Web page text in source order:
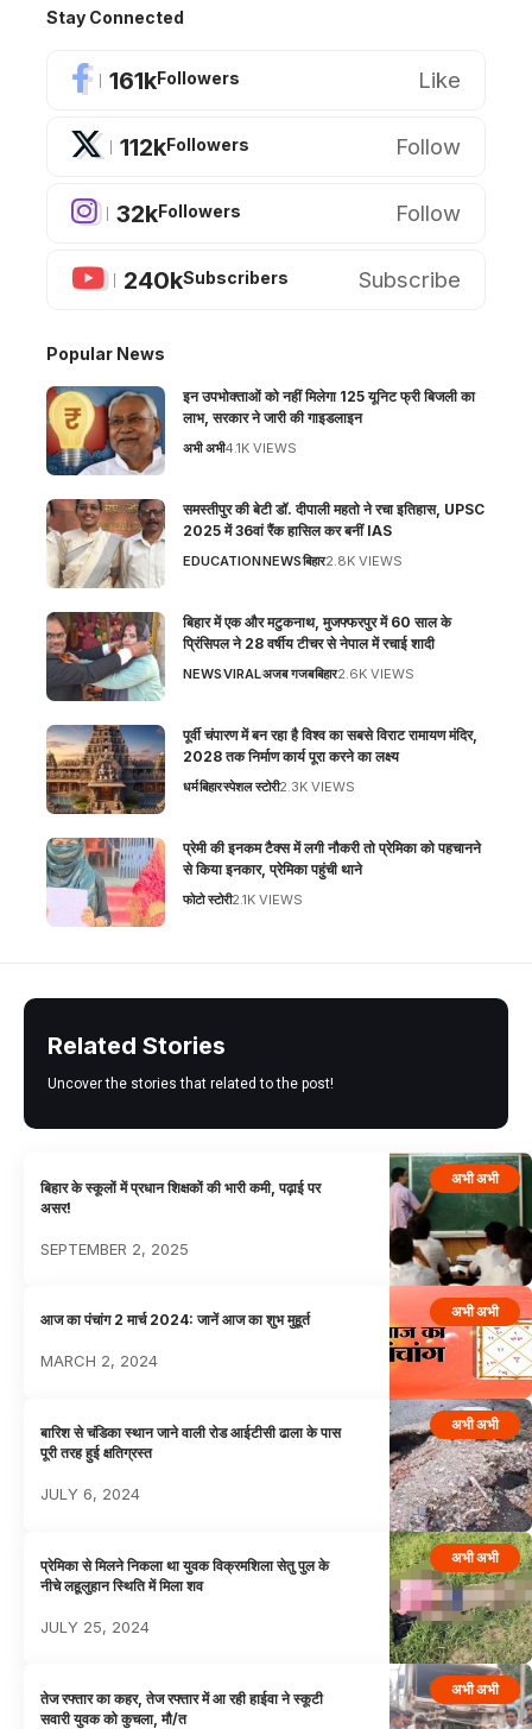
Stay Connected
161kFollowers Like
112kFollowers Follow
32kFollowers Follow
240kSubscribers Subscribe
Popular News
इन उपभोक्ताओं को नहीं मिलेगा 125 यूनिट फ्री बिजली का
लाभ, सरकार ने जारी की गाइडलाइन
अभी अभी4.1K VIEWS
समस्तीपुर की बेटी डॉ. दीपाली महतो ने रचा इतिहास, UPSC
2025 में 36वां रैंक हासिल कर बनीं IAS
EDUCATIONNEWSबिहार2.8K VIEWS
बिहार में एक और मटुकनाथ, मुजफ्फरपुर में 60 साल के
प्रिंसिपल ने 28 वर्षीय टीचर से नेपाल में रचाई शादी
NEWSVIRALअजब गजबबिहार2.6K VIEWS
पूर्वी चंपारण में बन रहा है विश्व का सबसे विराट रामायण मंदिर,
2028 तक निर्माण कार्य पूरा करने का लक्ष्य
धर्मबिहारस्पेशल स्टोरी2.3K VIEWS
प्रेमी की इनकम टैक्स में लगी नौकरी तो प्रेमिका को पहचानने
से किया इनकार, प्रेमिका पहुंची थाने
फोटो स्टोरी2.1K VIEWS
Related Stories
Uncover the stories that related to the post!
अभी अभी
बिहार के स्कूलों में प्रधान शिक्षकों की भारी कमी, पढ़ाई पर
असर!
SEPTEMBER 2, 2025
अभी अभी
आज का पंचांग 2 मार्च 2024: जानें आज का शुभ मुहूर्त
MARCH 2, 2024
अभी अभी
बारिश से चंडिका स्थान जाने वाली रोड आईटीसी ढाला के पास
पूरी तरह हुई क्षतिग्रस्त
JULY 6, 2024
अभी अभी
प्रेमिका से मिलने निकला था युवक विक्रमशिला सेतु पुल के
नीचे लहूलुहान स्थिति में मिला शव
JULY 25, 2024
अभी अभी
तेज रफ्तार का कहर, तेज रफ्तार में आ रही हाईवा ने स्कूटी
सवारी युवक को कुचला, मौ/त